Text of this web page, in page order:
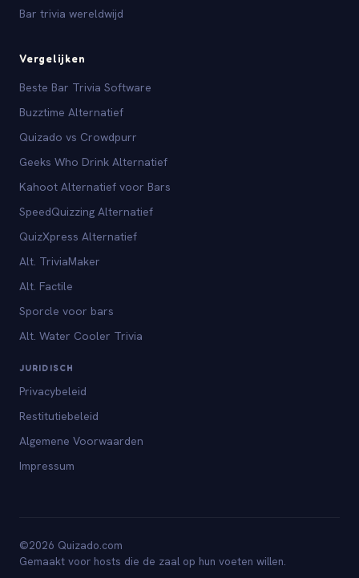
Bar trivia wereldwijd
Vergelijken
Beste Bar Trivia Software
Buzztime Alternatief
Quizado vs Crowdpurr
Geeks Who Drink Alternatief
Kahoot Alternatief voor Bars
SpeedQuizzing Alternatief
QuizXpress Alternatief
Alt. TriviaMaker
Alt. Factile
Sporcle voor bars
Alt. Water Cooler Trivia
JURIDISCH
Privacybeleid
Restitutiebeleid
Algemene Voorwaarden
Impressum
©2026 Quizado.com
Gemaakt voor hosts die de zaal op hun voeten willen.